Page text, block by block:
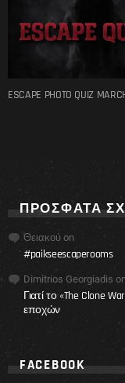
ESCAPE PHOTO QUIZ
ΠΡΌΣΦΑΤΑ
Θειακού on
#paikseescaperooms
Dimitrios Georgiadis
Γιατί το «The Clone
εποχών
FACEBOOK